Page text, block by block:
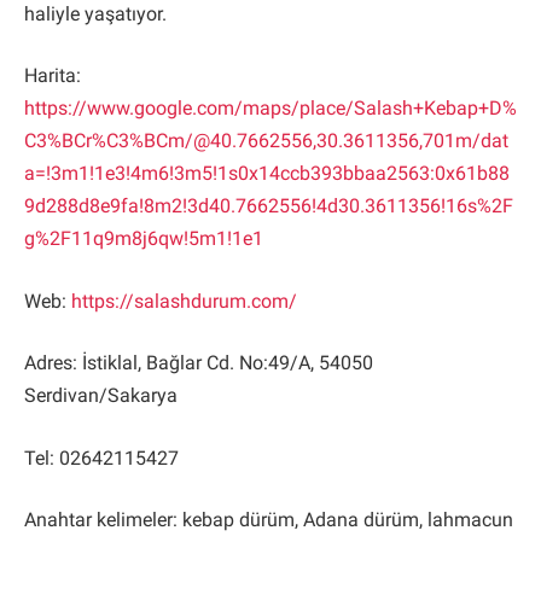
haliyle yaşatıyor.
Harita:
https://www.google.com/maps/place/Salash+Kebap+D%
C3%BCr%C3%BCm/@40.7662556,30.3611356,701m/dat
a=!3m1!1e3!4m6!3m5!1s0x14ccb393bbaa2563:0x61b88
9d288d8e9fa!8m2!3d40.7662556!4d30.3611356!16s%2F
g%2F11q9m8j6qw!5m1!1e1
Web: https://salashdurum.com/
Adres: İstiklal, Bağlar Cd. No:49/A, 54050
Serdivan/Sakarya
Tel: 02642115427
Anahtar kelimeler: kebap dürüm, Adana dürüm, lahmacun